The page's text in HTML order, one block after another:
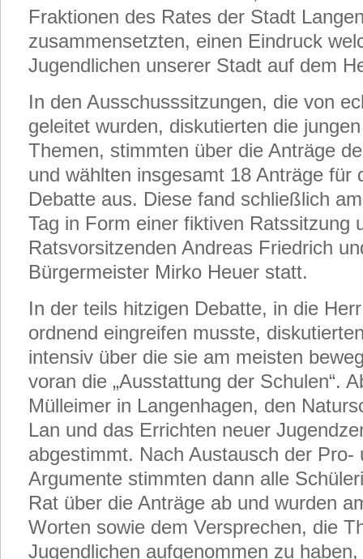
Fraktionen des Rates der Stadt
zusammensetzten, einen Eindruck
Jugendlichen unserer Stadt auf dem
In den Ausschusssitzungen, die von
geleitet wurden, diskutierten die
Themen, stimmten über die Anträge
und wählten insgesamt 18 Anträge für
Debatte aus. Diese fand schließlich
Tag in Form einer fiktiven Ratssitzung
Ratsvorsitzenden Andreas Friedrich
Bürgermeister Mirko Heuer statt.
In der teils hitzigen Debatte, in die
ordnend eingreifen musste,
intensiv über die sie am meisten
voran die „Ausstattung der Schulen“.
Mülleimer in Langenhagen, den
Lan und das Errichten neuer
abgestimmt. Nach Austausch der Pro-
Argumente stimmten dann alle
Rat über die Anträge ab und wurden
Worten sowie dem Versprechen, die
Jugendlichen aufgenommen zu